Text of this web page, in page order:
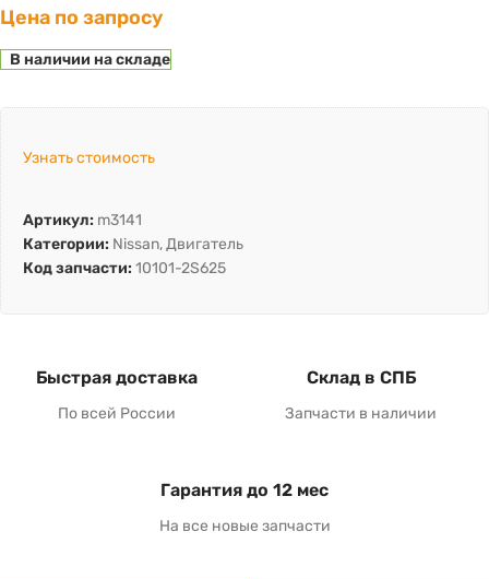
Цена по запросу
В наличии на складе
Узнать стоимость
Артикул: m3141
Категории: Nissan,Двигатель
Код запчасти: 10101-2S625
Быстрая доставка
По всей России
Склад в СПБ
Запчасти в наличии
Гарантия до 12 мес
На все новые запчасти